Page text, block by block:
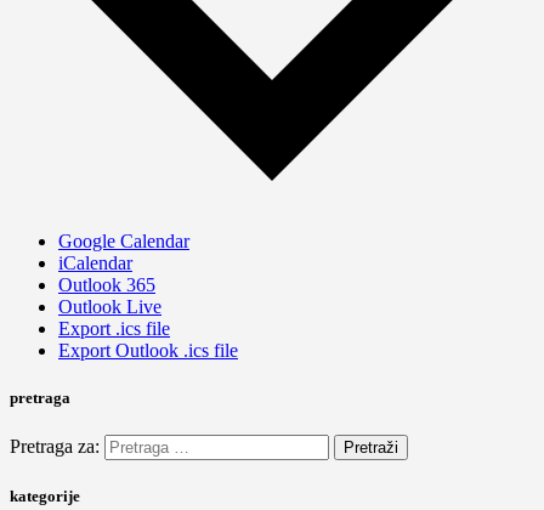
Google Calendar
iCalendar
Outlook 365
Outlook Live
Export .ics file
Export Outlook .ics file
pretraga
Pretraga za:
kategorije